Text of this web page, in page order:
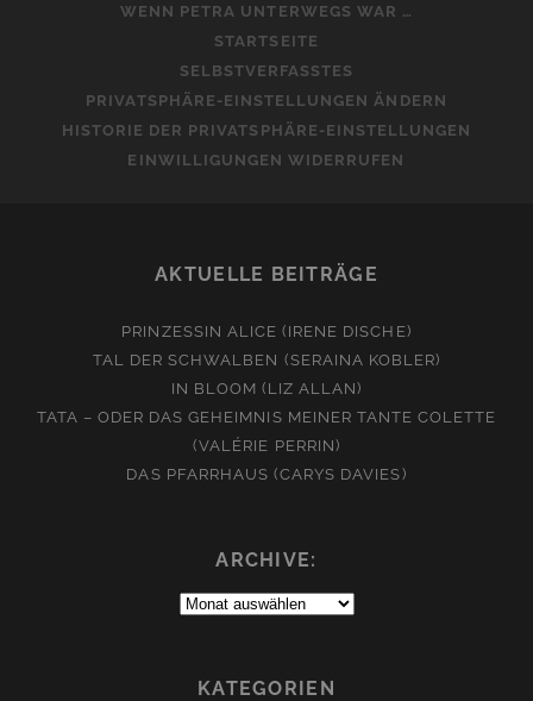
WENN PETRA UNTERWEGS WAR …
STARTSEITE
SELBSTVERFASSTES
PRIVATSPHÄRE-EINSTELLUNGEN ÄNDERN
HISTORIE DER PRIVATSPHÄRE-EINSTELLUNGEN
EINWILLIGUNGEN WIDERRUFEN
AKTUELLE BEITRÄGE
PRINZESSIN ALICE (IRENE DISCHE)
TAL DER SCHWALBEN (SERAINA KOBLER)
IN BLOOM (LIZ ALLAN)
TATA – ODER DAS GEHEIMNIS MEINER TANTE COLETTE
(VALÉRIE PERRIN)
DAS PFARRHAUS (CARYS DAVIES)
ARCHIVE:
Archive:
KATEGORIEN